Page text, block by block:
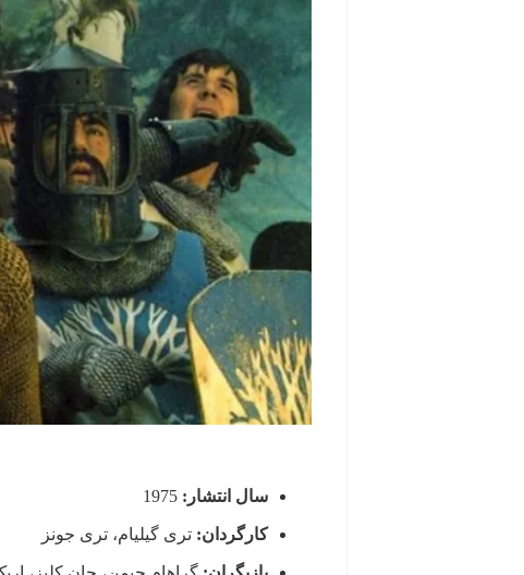
سال انتشار:
کارگردان: تری گیلیام، تری جونز